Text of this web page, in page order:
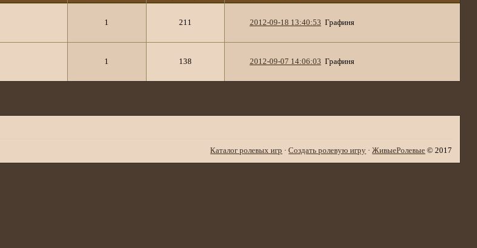
1
211 2012-09-18 13:40:53 Графиня
1
138 2012-09-07 14:06:03 Графиня
Каталог ролевых игр ·Создать ролевую игру ·ЖивыеРолевые © 2017